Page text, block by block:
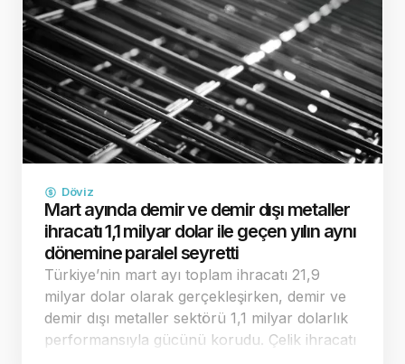
Döviz
Mart ayında demir ve demir dışı metaller
ihracatı 1,1 milyar dolar ile geçen yılın aynı
dönemine paralel seyretti
Türkiye’nin mart ayı toplam ihracatı 21,9
milyar dolar olarak gerçekleşirken, demir ve
demir dışı metaller sektörü 1,1 milyar dolarlık
performansıyla gücünü korudu. Çelik ihracatı